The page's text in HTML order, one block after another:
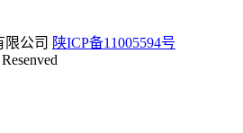
限公司 陕ICP备11005594号